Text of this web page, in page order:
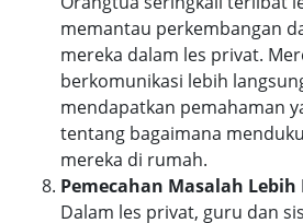
memantau perkembangan
mereka dalam les privat.
berkomunikasi lebih
mendapatkan pemahaman
tentang bagaimana
mereka di rumah.
Pemecahan Masalah Lebih
Dalam les privat, guru dan